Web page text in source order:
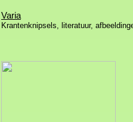
Varia
Krantenknipsels, literatuur,